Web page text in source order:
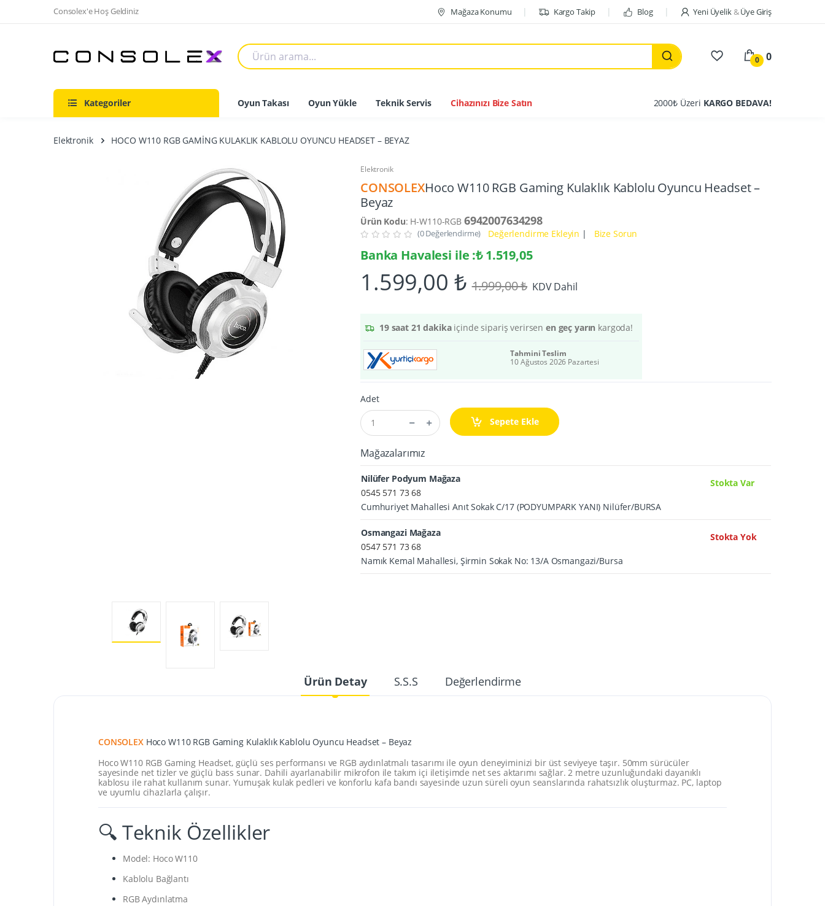
Consolex'e Hoş Geldiniz Mağaza Konumu Kargo Takip Blog Yeni Üyelik &Üye Giriş
0 0
Kategoriler Oyun Takası Oyun Yükle Teknik Servis Cihazınızı Bize Satın 2000₺ Üzeri KARGO BEDAVA!
Elektronik HOCO W110 RGB GAMİNG KULAKLIK KABLOLU OYUNCU HEADSET – BEYAZ
Elektronik
CONSOLEXHoco W110 RGB Gaming Kulaklık Kablolu Oyuncu Headset –
Beyaz
Ürün Kodu: H-W110-RGB 6942007634298
(0 Değerlendirme) Değerlendirme Ekleyin | Bize Sorun
Banka Havalesi ile :₺ 1.519,05
1.599,00 ₺ 1.999,00 ₺ KDV Dahil
19 saat 21 dakika içinde sipariş verirsen en geç yarın kargoda!
Tahmini Teslim
10 Ağustos 2026 Pazartesi
Adet
Sepete Ekle
Mağazalarımız
Nilüfer Podyum Mağaza
Stokta Var
0545 571 73 68
Cumhuriyet Mahallesi Anıt Sokak C/17 (PODYUMPARK YANI) Nilüfer/BURSA
Osmangazi Mağaza
Stokta Yok
0547 571 73 68
Namık Kemal Mahallesi, Şirmin Sokak No: 13/A Osmangazi/Bursa
Ürün Detay S.S.S Değerlendirme
CONSOLEXHoco W110 RGB Gaming Kulaklık Kablolu Oyuncu Headset – Beyaz
Hoco W110 RGB Gaming Headset, güçlü ses performansı ve RGB aydınlatmalı tasarımı ile oyun deneyiminizi bir üst seviyeye taşır. 50mm sürücüler
sayesinde net tizler ve güçlü bass sunar. Dahili ayarlanabilir mikrofon ile takım içi iletişimde net ses aktarımı sağlar. 2 metre uzunluğundaki dayanıklı
kablosu ile rahat kullanım sunar. Yumuşak kulak pedleri ve konforlu kafa bandı sayesinde uzun süreli oyun seanslarında rahatsızlık oluşturmaz. PC, laptop
ve uyumlu cihazlarla çalışır.
🔍 Teknik Özellikler
Model: Hoco W110
Kablolu Bağlantı
RGB Aydınlatma